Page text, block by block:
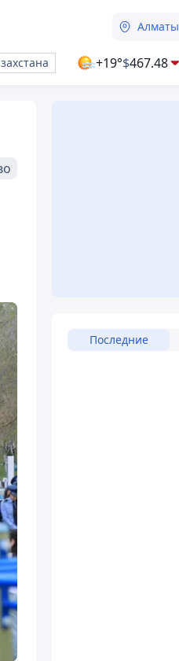
Алматы
+19°$467.48
Последние